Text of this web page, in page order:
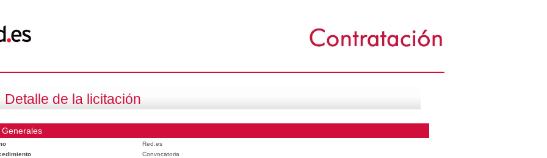
Detalle de la licitación
Generales
Red.es
Convocatoria